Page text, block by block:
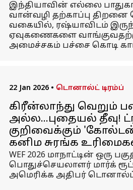
இந்தியாவின் எல்லை
வான்வழி தற்காப்பு திறனை
வகையில், ரஷ்யாவிடம்
ஏவுகணைகளை வாங்குவதற்கு
அமைச்சகம் பச்சை கொடி
22 Jan 2026 • டொனால்ட் டிரம்ப்
கிரீன்லாந்து வெறும்
அல்ல...புதையல் தீவு!
குறிவைக்கும்
கனிம சுரங்க
WEF 2026 மாநாட்டின் ஒரு
பொதுச்செயலாளர் மார்க்
அமெரிக்க அதிபர் டொனால்ட்